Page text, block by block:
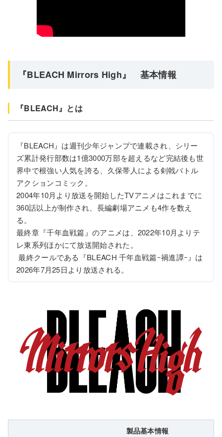
『BLEACH Mirrors High』 基本情報
『BLEACH』とは
『BLEACH』は週刊少年ジャンプで連載され、シリー
ズ累計発行部数は1億3000万部を超えるなど完結後も世
界中で根強い人気を誇る、久保帯人による剣戟バトル
アクションコミック。
2004年10月より放送を開始したTVアニメはこれまでに
360話以上が制作され、長編劇場アニメも4作を数え
る。
最終章『千年血戦篇』のアニメは、2022年10月よりテ
レ東系列ほかにて放送開始された。
最終クールである『BLEACH 千年血戦篇ｰ禍進譚ｰ』は
2026年7月25日より放送される。
製品基本情報